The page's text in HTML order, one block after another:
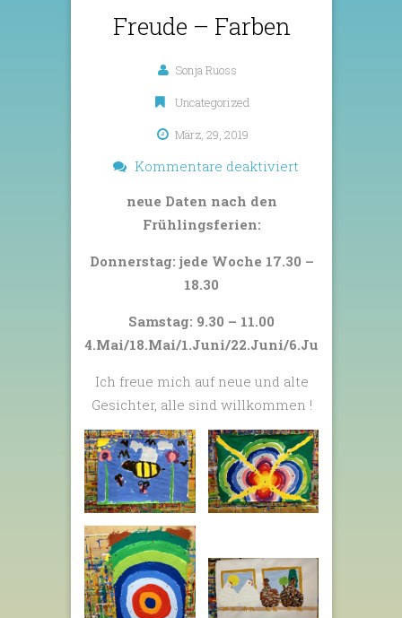
Freude – Farben
Sonja Ruoss
Uncategorized
März, 29, 2019
Kommentare deaktiviert
neue Daten nach den
Frühlingsferien:
Donnerstag: jede Woche 17.30 –
18.30
Samstag: 9.30 – 11.00
4.Mai/18.Mai/1.Juni/22.Juni/6.Juli
Ich freue mich auf neue und alte
Gesichter, alle sind willkommen !